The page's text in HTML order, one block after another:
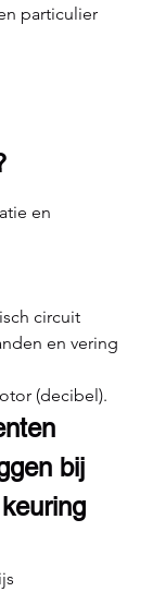
particulier
en
circuit
en vering
(decibel).
bij